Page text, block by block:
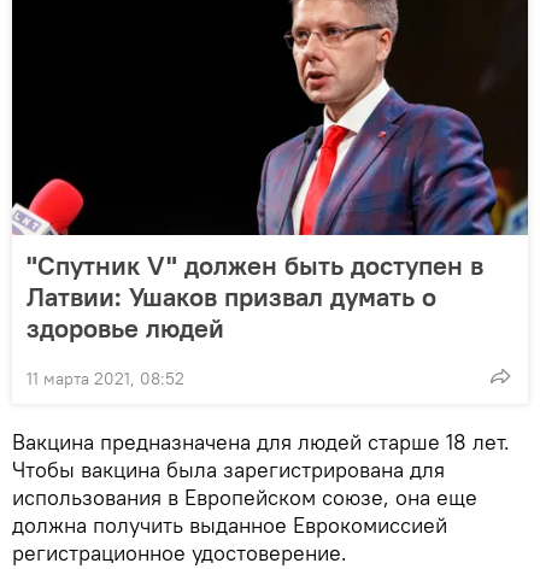
"Спутник V" должен быть доступен в
Латвии: Ушаков призвал думать о
здоровье людей
11 марта 2021, 08:52
Вакцина предназначена для людей старше 18 лет.
Чтобы вакцина была зарегистрирована для
использования в Европейском союзе, она еще
должна получить выданное Еврокомиссией
регистрационное удостоверение.